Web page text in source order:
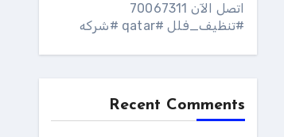
اتصل الآن 70067311
#تنظيف_فلل #qatar #شركه
Recent Comments